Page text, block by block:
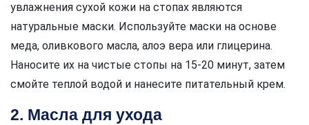
увлажнения сухой кожи на стопах являются
натуральные маски. Используйте маски на основе
меда, оливкового масла, алоэ вера или глицерина.
Наносите их на чистые стопы на 15-20 минут, затем
смойте теплой водой и нанесите питательный крем.
2. Масла для ухода